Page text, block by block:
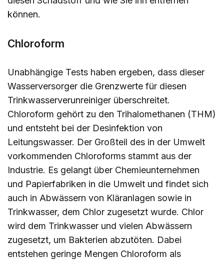
können.
Chloroform
Unabhängige Tests haben ergeben, dass dieser
Wasserversorger die Grenzwerte für diesen
Trinkwasserverunreiniger überschreitet.
Chloroform gehört zu den Trihalomethanen (THM)
und entsteht bei der Desinfektion von
Leitungswasser. Der Großteil des in der Umwelt
vorkommenden Chloroforms stammt aus der
Industrie. Es gelangt über Chemieunternehmen
und Papierfabriken in die Umwelt und findet sich
auch in Abwässern von Kläranlagen sowie in
Trinkwasser, dem Chlor zugesetzt wurde. Chlor
wird dem Trinkwasser und vielen Abwässern
zugesetzt, um Bakterien abzutöten. Dabei
entstehen geringe Mengen Chloroform als